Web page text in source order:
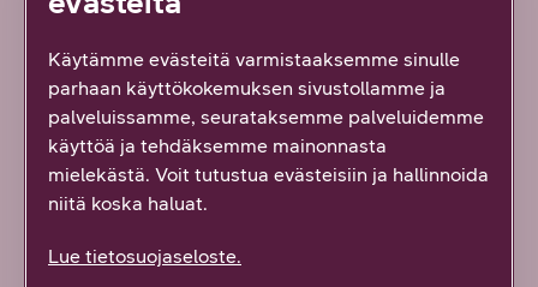
Mitä mieltä olit tästä sisällöstä?
Palautteesi on tärkeää!
vastausta
Hyödyllinen tai mielenkiintoinen
Käytämme evästeitä varmistaaksemme sinulle
parhaan käyttökokemuksen sivustollamme ja
palveluissamme, seurataksemme palveluidemme
käyttöä ja tehdäksemme mainonnasta
mielekästä. Voit tutustua evästeisiin ja hallinnoida
niitä koska haluat.
Lue tietosuojaseloste.